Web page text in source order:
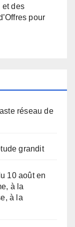
et des
pour
réseau de
grandit
10 août en
à la
à la